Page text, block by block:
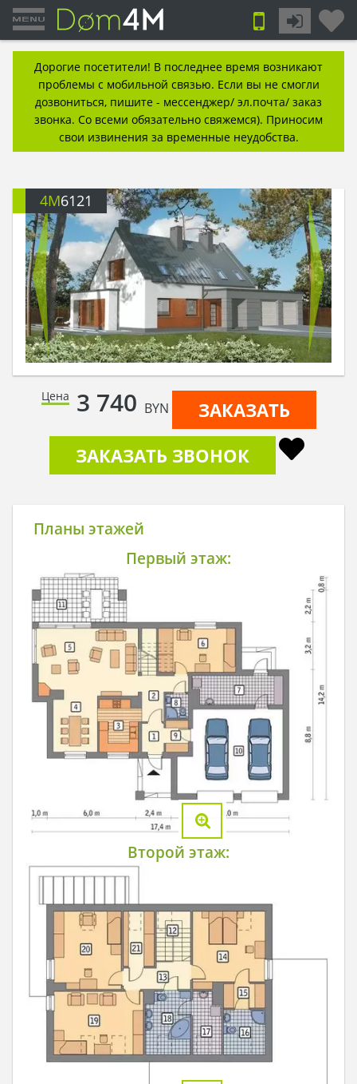
Дорогие посетители! В последнее время возникают
проблемы с мобильной связью. Если вы не смогли
дозвониться, пишите - мессенджер/ эл.почта/ заказ
звонка. Со всеми обязательно свяжемся). Приносим
свои извинения за временные неудобства.
4M6121
Цена 3 740 BYN
ЗАКАЗАТЬ
ЗАКАЗАТЬ ЗВОНОК
Планы этажей
Первый этаж:
Второй этаж: